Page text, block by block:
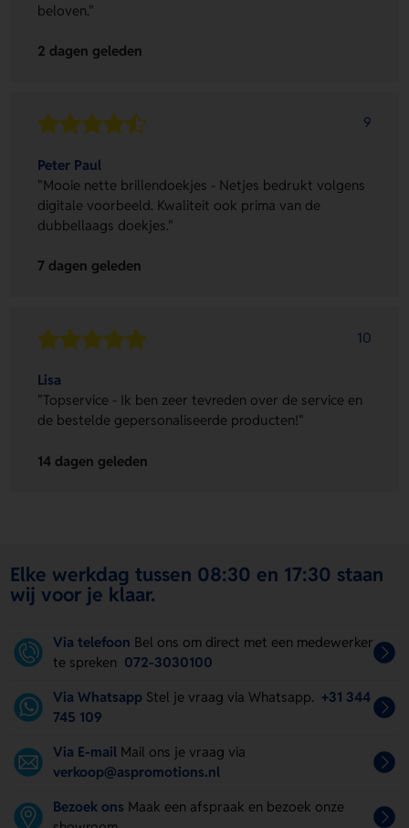
beloven."
2 dagen geleden
9
Peter Paul
"Mooie nette brillendoekjes - Netjes bedrukt volgens
digitale voorbeeld. Kwaliteit ook prima van de
dubbellaags doekjes."
7 dagen geleden
10
Lisa
"Topservice - Ik ben zeer tevreden over de service en
de bestelde gepersonaliseerde producten!"
14 dagen geleden
Elke werkdag tussen 08:30 en 17:30 staan
wij voor je klaar.
Via telefoon Bel ons om direct met een medewerker
te spreken 072-3030100
Via Whatsapp Stel je vraag via Whatsapp. +31 344
745 109
Via E-mail Mail ons je vraag via
verkoop@aspromotions.nl
Bezoek ons Maak een afspraak en bezoek onze